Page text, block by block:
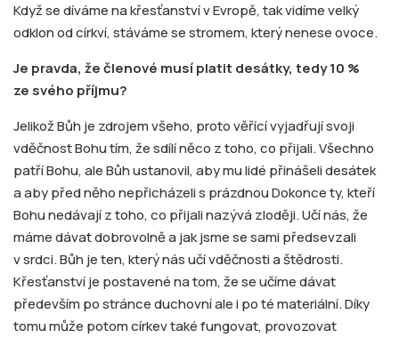
Když se díváme na křesťanství v Evropě, tak vidíme velký
odklon od církví, stáváme se stromem, který nenese ovoce.
Je pravda, že členové musí platit desátky, tedy 10 %
ze svého příjmu?
Jelikož Bůh je zdrojem všeho, proto věřící vyjadřují svoji
vděčnost Bohu tím, že sdílí něco z toho, co přijali. Všechno
patří Bohu, ale Bůh ustanovil, aby mu lidé přinášeli desátek
a aby před něho nepřicházeli s prázdnou Dokonce ty, kteří
Bohu nedávají z toho, co přijali nazývá zloději. Učí nás, že
máme dávat dobrovolně a jak jsme se sami předsevzali
v srdci. Bůh je ten, který nás učí vděčnosti a štědrosti.
Křesťanství je postavené na tom, že se učíme dávat
především po stránce duchovní ale i po té materiální. Díky
tomu může potom církev také fungovat, provozovat